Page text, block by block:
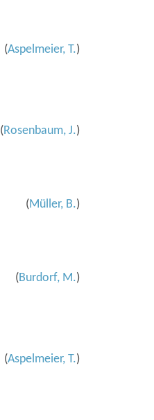
(Aspelmeier, T.)
(Rosenbaum, J.)
(Müller, B.)
(Burdorf, M.)
(Aspelmeier, T.)